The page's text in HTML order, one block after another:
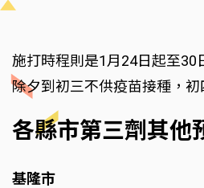
施打時程則是1月24日起至30
除夕到初三不供疫苗接種，初
各縣市第三劑其他
基隆市